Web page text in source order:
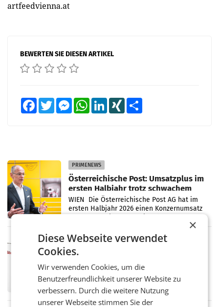
artfeedvienna.at
BEWERTEN SIE DIESEN ARTIKEL
FacebookTwitter MessengerWhatsAppLinkedInXING
PRIMENEWS
Österreichische Post: Umsatzplus im
ersten Halbjahr trotz schwachem
Briefgeschäft
WIEN Die Österreichische Post AG hat im
ersten Halbjahr 2026 einen Konzernumsatz
einem Plus von 3,8 Prozent gegenüber dem
Vergleichszeitraum
MARKETING & MEDIA
ProSiebenSat.1 spart und macht
überraschend viel Gewinn
UNTERFÖHRING/MAILAND/AMSTERDAM. Der
Fernsehkonzern ProSiebenSat.1 hat im
Frühjahr dank Kostensenkungen operativ
wieder Gewinn gemacht und die
Markterwartung deutlich übertroffen.
×
Diese Webseite verwendet
Cookies.
Wir verwenden Cookies, um die
Benutzerfreundlichkeit unserer Website zu
verbessern. Durch die weitere Nutzung
unserer Webseite stimmen Sie der